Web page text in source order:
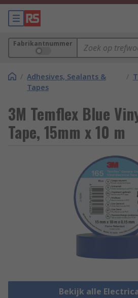
Fabrikantnummer
/ Adhesives, Sealants &
Tapes
/
3M Temflex Blue
Tape, 15mm x 10 m
Bekijk alle